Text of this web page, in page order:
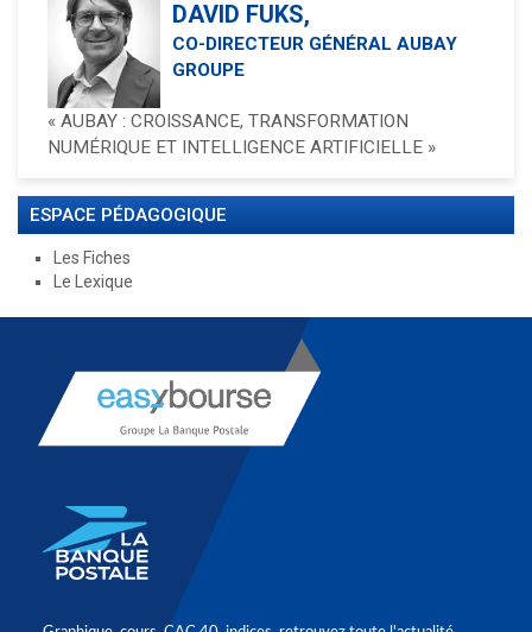
DAVID FUKS,
CO-DIRECTEUR GÉNÉRAL AUBAY
GROUPE
« AUBAY : CROISSANCE, TRANSFORMATION
NUMÉRIQUE ET INTELLIGENCE ARTIFICIELLE »
ESPACE PÉDAGOGIQUE
Les Fiches
Le Lexique